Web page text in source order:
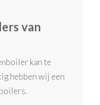
van
kan te
hebben wij een